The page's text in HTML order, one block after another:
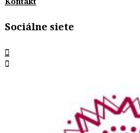
Sociálne siete